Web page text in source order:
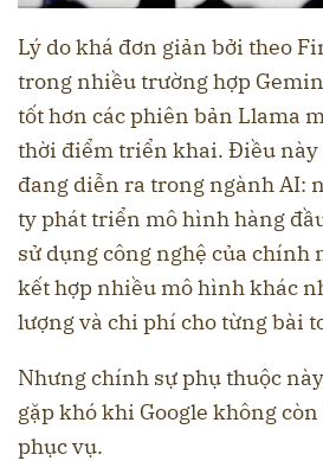
Lý do khá đơn giản bởi theo
trong nhiều trường hợp
tốt hơn các phiên bản Llama
thời điểm triển khai. Điều này
đang diễn ra trong ngành AI:
ty phát triển mô hình hàng
sử dụng công nghệ của chính
kết hợp nhiều mô hình khác
lượng và chi phí cho từng bài
Nhưng chính sự phụ thuộc
gặp khó khi Google không
phục vụ.